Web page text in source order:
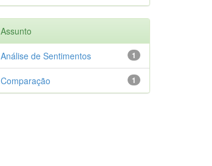
Assunto
1
Análise de Sentimentos
1
Comparação